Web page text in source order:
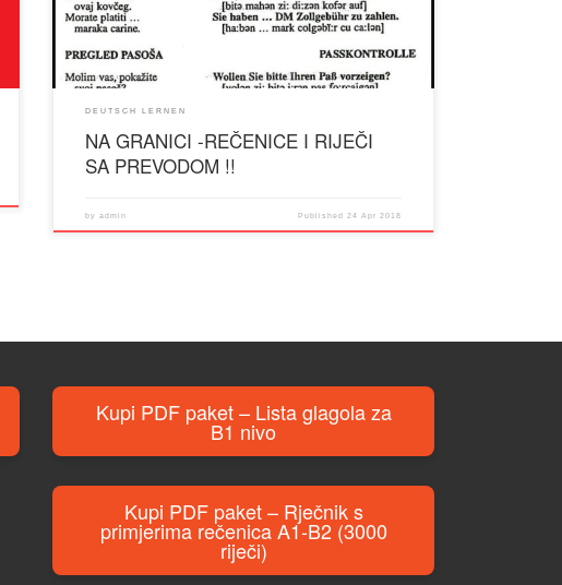
DEUTSCH LERNEN
NA GRANICI -REČENICE I RIJEČI
SA PREVODOM !!
by admin Published24 Apr 2018
Kupi PDF paket – Lista glagola za
B1 nivo
Kupi PDF paket – Rječnik s
primjerima rečenica A1-B2 (3000
riječi)